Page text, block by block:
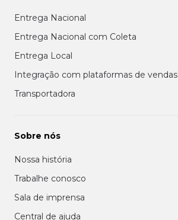
Entrega Nacional
Entrega Nacional com Coleta
Entrega Local
Integração com plataformas de vendas
Transportadora
Sobre nós
Nossa história
Trabalhe conosco
Sala de imprensa
Central de ajuda